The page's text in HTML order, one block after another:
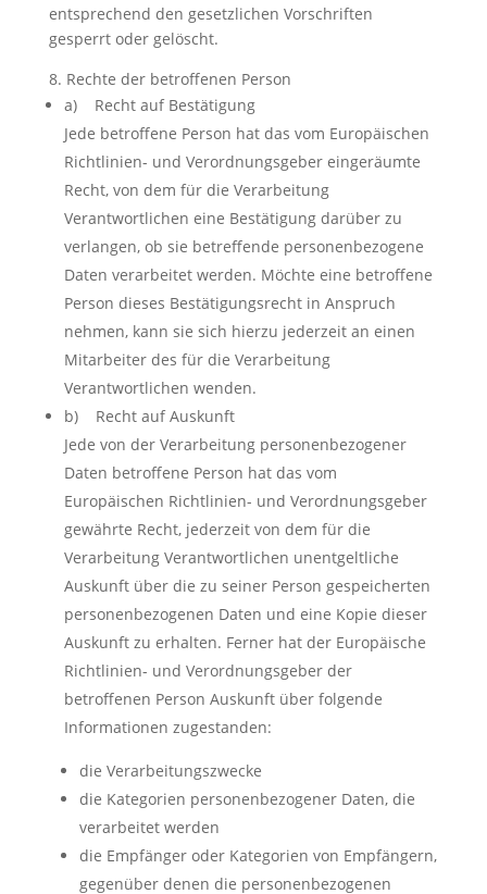
entsprechend den gesetzlichen Vorschriften
gesperrt oder gelöscht.
8. Rechte der betroffenen Person
a) Recht auf Bestätigung
Jede betroffene Person hat das vom Europäischen
Richtlinien- und Verordnungsgeber eingeräumte
Recht, von dem für die Verarbeitung
Verantwortlichen eine Bestätigung darüber zu
verlangen, ob sie betreffende personenbezogene
Daten verarbeitet werden. Möchte eine betroffene
Person dieses Bestätigungsrecht in Anspruch
nehmen, kann sie sich hierzu jederzeit an einen
Mitarbeiter des für die Verarbeitung
Verantwortlichen wenden.
b) Recht auf Auskunft
Jede von der Verarbeitung personenbezogener
Daten betroffene Person hat das vom
Europäischen Richtlinien- und Verordnungsgeber
gewährte Recht, jederzeit von dem für die
Verarbeitung Verantwortlichen unentgeltliche
Auskunft über die zu seiner Person gespeicherten
personenbezogenen Daten und eine Kopie dieser
Auskunft zu erhalten. Ferner hat der Europäische
Richtlinien- und Verordnungsgeber der
betroffenen Person Auskunft über folgende
Informationen zugestanden:
die Verarbeitungszwecke
die Kategorien personenbezogener Daten, die
verarbeitet werden
die Empfänger oder Kategorien von Empfängern,
gegenüber denen die personenbezogenen